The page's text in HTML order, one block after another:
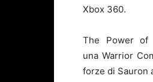
Xbox 360.
The Power of
una Warrior
forze di Sauron